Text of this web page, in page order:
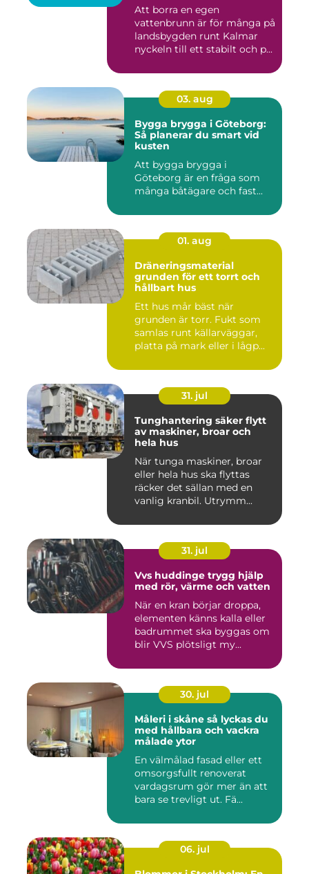
Att borra en egen
vattenbrunn är för många på
landsbygden runt Kalmar
nyckeln till ett stabilt och p...
03. aug
Bygga brygga i Göteborg:
Så planerar du smart vid
kusten
Att bygga brygga i
Göteborg är en fråga som
många båtägare och fast...
01. aug
Dräneringsmaterial
grunden för ett torrt och
hållbart hus
Ett hus mår bäst när
grunden är torr. Fukt som
samlas runt källarväggar,
platta på mark eller i lågp...
31. jul
Tunghantering säker flytt
av maskiner, broar och
hela hus
När tunga maskiner, broar
eller hela hus ska flyttas
räcker det sällan med en
vanlig kranbil. Utrymm...
31. jul
Vvs huddinge trygg hjälp
med rör, värme och vatten
När en kran börjar droppa,
elementen känns kalla eller
badrummet ska byggas om
blir VVS plötsligt my...
30. jul
Måleri i skåne så lyckas du
med hållbara och vackra
målade ytor
En välmålad fasad eller ett
omsorgsfullt renoverat
vardagsrum gör mer än att
bara se trevligt ut. Fä...
06. jul